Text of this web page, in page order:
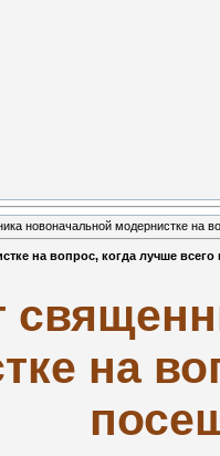
новоначальной модернистке на
на вопрос, когда лучше всего
на